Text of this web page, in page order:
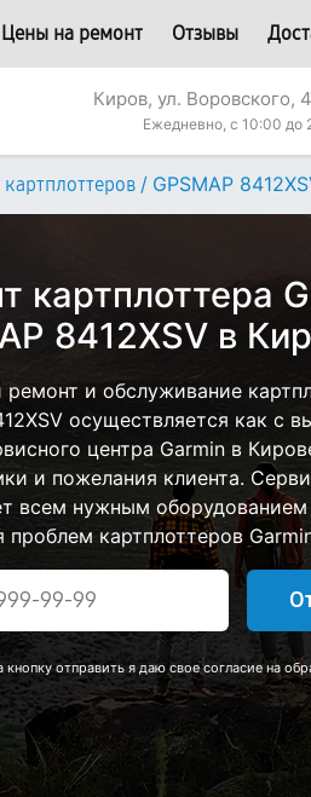
Цены на ремонт Отзывы
Киров, ул. Воровского,
Ежедневно, с 10:00 до
/ GPSMAP
картплоттера
8412XSV в
и обслуживание
осуществляется как с
центра Garmin в
и пожелания клиента.
всем нужным
проблем картплоттеров
отправить я даю свое согласие на